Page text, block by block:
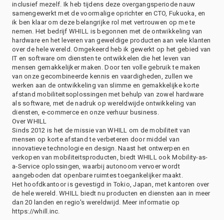
inclusief mezelf. Ik heb tijdens deze overgangsperiode nauw
samengewerkt met de voormalige oprichter en CTO, Fukuoka, en
ik ben klaar om deze belangrijke rol met vertrouwen op me te
nemen. Het bedrijf WHILL is begonnen met de ontwikkeling van
hardware en het leveren van geweldige producten aan vele klanten
over de hele wereld. Omgekeerd heb ik gewerkt op het gebied van
IT en software om diensten te ontwikkelen die het leven van
mensen gemakkelijker maken. Door ten volle gebruik te maken
van onze gecombineerde kennis en vaardigheden, zullen we
werken aan de ontwikkeling van slimme en gemakkelijke korte
afstand mobiliteitsoplossingen met behulp van zowel hardware
als software, met de nadruk op wereldwijde ontwikkeling van
diensten, e-commerce en onze verhuur business.
Over WHILL
Sinds 2012 is het de missie van WHILL om de mobiliteit van
mensen op korte afstand te verbeteren door middel van
innovatieve technologie en design. Naast het ontwerpen en
verkopen van mobiliteitsproducten, biedt WHILL ook Mobility-as-
a-Service oplossingen, waarbij autonoom vervoer wordt
aangeboden dat openbare ruimtes toegankelijker maakt.
Het hoofdkantoor is gevestigd in Tokio, Japan, met kantoren over
de hele wereld. WHILL biedt nu producten en diensten aan in meer
dan 20 landen en regio's wereldwijd. Meer informatie op
https://whill.inc.